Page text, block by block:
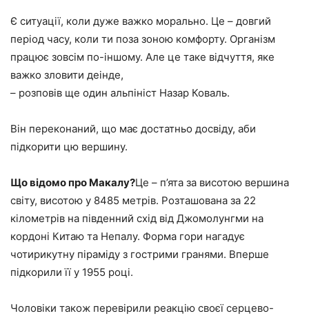
Є ситуації, коли дуже важко морально. Це – довгий
період часу, коли ти поза зоною комфорту. Організм
працює зовсім по-іншому. Але це таке відчуття, яке
важко зловити деінде,
– розповів ще один альпініст Назар Коваль.
Він переконаний, що має достатньо досвіду, аби
підкорити цю вершину.
Що відомо про Макалу?Це – п’ята за висотою вершина
світу, висотою у 8485 метрів. Розташована за 22
кілометрів на південний схід від Джомолунгми на
кордоні Китаю та Непалу. Форма гори нагадує
чотирикутну піраміду з гострими гранями. Вперше
підкорили її у 1955 році.
Чоловіки також перевірили реакцію своєї серцево-